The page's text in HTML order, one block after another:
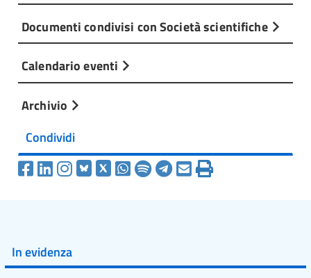
Documenti condivisi con Società scientifiche
Calendario eventi
Archivio
Condividi
In evidenza